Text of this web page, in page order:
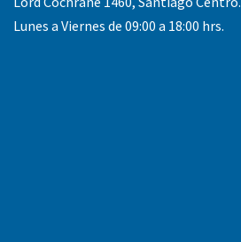
Lunes a Viernes de 09:00 a 18:00 hrs.